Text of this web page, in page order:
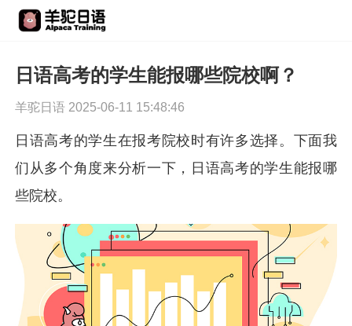
日语高考的学生能报哪些院校啊？
羊驼日语 2025-06-11 15:48:46
日语高考的学生在报考院校时有许多选择。下面我
们从多个角度来分析一下，日语高考的学生能报哪
些院校。